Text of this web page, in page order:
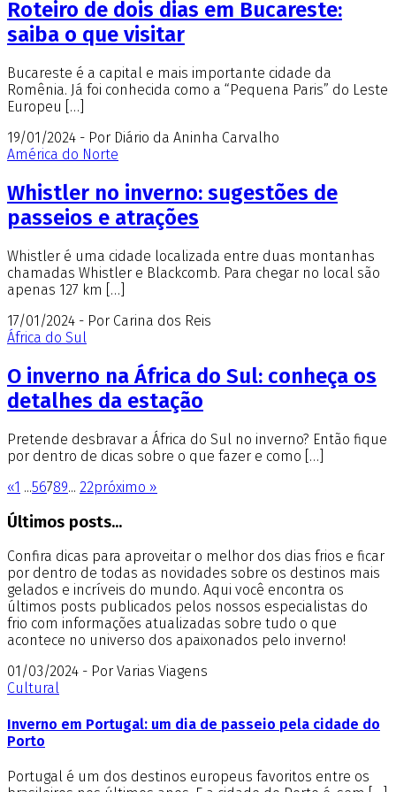
Roteiro de dois dias em Bucareste:
saiba o que visitar
Bucareste é a capital e mais importante cidade da
Romênia. Já foi conhecida como a “Pequena Paris” do Leste
Europeu […]
19/01/2024 - Por Diário da Aninha Carvalho
América do Norte
Whistler no inverno: sugestões de
passeios e atrações
Whistler é uma cidade localizada entre duas montanhas
chamadas Whistler e Blackcomb. Para chegar no local são
apenas 127 km […]
17/01/2024 - Por Carina dos Reis
África do Sul
O inverno na África do Sul: conheça os
detalhes da estação
Pretende desbravar a África do Sul no inverno? Então fique
por dentro de dicas sobre o que fazer e como […]
«1 ...56789... 22próximo »
Últimos posts...
Confira dicas para aproveitar o melhor dos dias frios e ficar
por dentro de todas as novidades sobre os destinos mais
gelados e incríveis do mundo. Aqui você encontra os
últimos posts publicados pelos nossos especialistas do
frio com informações atualizadas sobre tudo o que
acontece no universo dos apaixonados pelo inverno!
01/03/2024 - Por Varias Viagens
Cultural
Inverno em Portugal: um dia de passeio pela cidade do
Porto
Portugal é um dos destinos europeus favoritos entre os